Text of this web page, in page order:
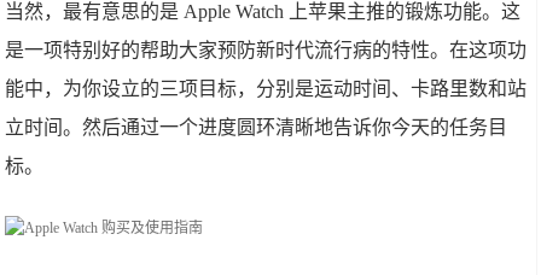
当然，最有意思的是 Apple Watch 上苹果主推的锻炼功能。这
是一项特别好的帮助大家预防新时代流行病的特性。在这项功
能中，为你设立的三项目标，分别是运动时间、卡路里数和站
立时间。然后通过一个进度圆环清晰地告诉你今天的任务目
标。